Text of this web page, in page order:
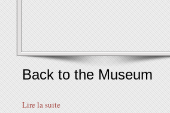
Back to the Museum
Lire la suite